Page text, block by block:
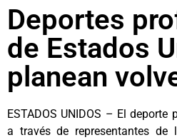
Deportes
de Estados
planean
ESTADOS UNIDOS – El
a través de representantes